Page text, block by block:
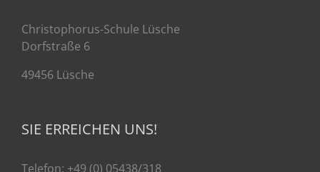
Christophorus-Schule Lüsche
Dorfstraße 6
49456 Lüsche
SIE ERREICHEN UNS!
Telefon: +49 (0) 05438/318